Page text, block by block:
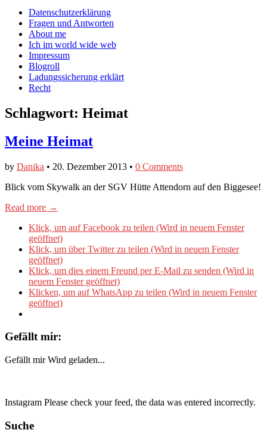
Facebook
anzeigen
Twitter
anzeigen
auf
Instagram
anzeigen
Main
menu
Skip
content
Datenschutzerklärung
Fragen und Antworten
About me
Ich im world wide web
Impressum
Blogroll
Ladungssicherung erklärt
Recht
Schlagwort: Heimat
Meine Heimat
by Danika • 20. Dezember 2013 • 0 Comments
Blick vom Skywalk an der SGV Hütte Attendorn auf den Biggesee!
Read more →
Klick, um auf Facebook zu teilen (Wird in neuem Fenster
geöffnet)
Klick, um über Twitter zu teilen (Wird in neuem Fenster
geöffnet)
Klick, um dies einem Freund per E-Mail zu senden (Wird in
neuem Fenster geöffnet)
Klicken, um auf WhatsApp zu teilen (Wird in neuem Fenster
geöffnet)
Gefällt mir:
Gefällt mir Wird geladen...
Instagram Please check your feed, the data was entered incorrectly.
Suche